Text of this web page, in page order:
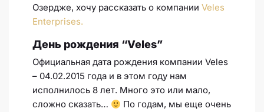
Озердже, хочу рассказать о компании Veles
Enterprises.
День рождения “Veles”
Официальная дата рождения компании Veles
– 04.02.2015 года и в этом году нам
исполнилось 8 лет. Много это или мало,
сложно сказать…
По годам, мы еще очень